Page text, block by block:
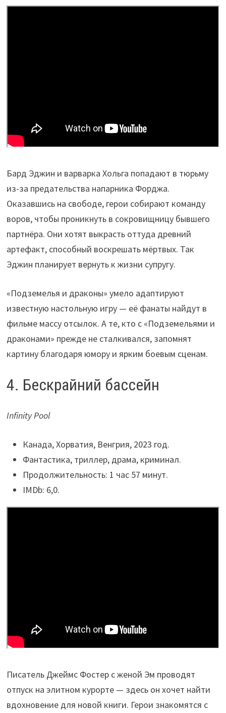
Бард Эджин и варварка Хольга попадают в тюрьму
из-за предательства напарника Форджа.
Оказавшись на свободе, герои собирают команду
воров, чтобы проникнуть в сокровищницу бывшего
партнёра. Они хотят выкрасть оттуда древний
артефакт, способный воскрешать мёртвых. Так
Эджин планирует вернуть к жизни супругу.
«Подземелья и драконы» умело адаптируют
известную настольную игру — её фанаты найдут в
фильме массу отсылок. А те, кто с «Подземельями и
драконами» прежде не сталкивался, запомнят
картину благодаря юмору и ярким боевым сценам.
4. Бескрайний бассейн
Infinity Pool
Канада, Хорватия, Венгрия, 2023 год.
Фантастика, триллер, драма, криминал.
Продолжительность: 1 час 57 минут.
IMDb: 6,0.
Писатель Джеймс Фостер с женой Эм проводят
отпуск на элитном курорте — здесь он хочет найти
вдохновение для новой книги. Герои знакомятся с